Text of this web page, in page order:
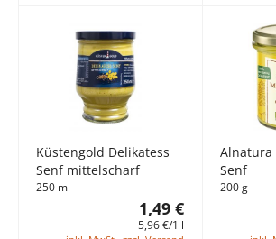
Küstengold Delikatess
Senf mittelscharf
250 ml
1,49 €
5,96 €/1 l
Senf
200 g